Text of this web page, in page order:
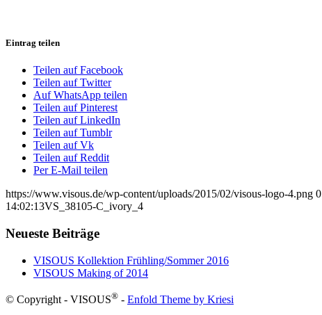
Eintrag teilen
Teilen auf Facebook
Teilen auf Twitter
Auf WhatsApp teilen
Teilen auf Pinterest
Teilen auf LinkedIn
Teilen auf Tumblr
Teilen auf Vk
Teilen auf Reddit
Per E-Mail teilen
https://www.visous.de/wp-content/uploads/2015/02/visous-logo-4.png 0
14:02:13VS_38105-C_ivory_4
Neueste Beiträge
VISOUS Kollektion Frühling/Sommer 2016
VISOUS Making of 2014
© Copyright - VISOUS® - Enfold Theme by Kriesi